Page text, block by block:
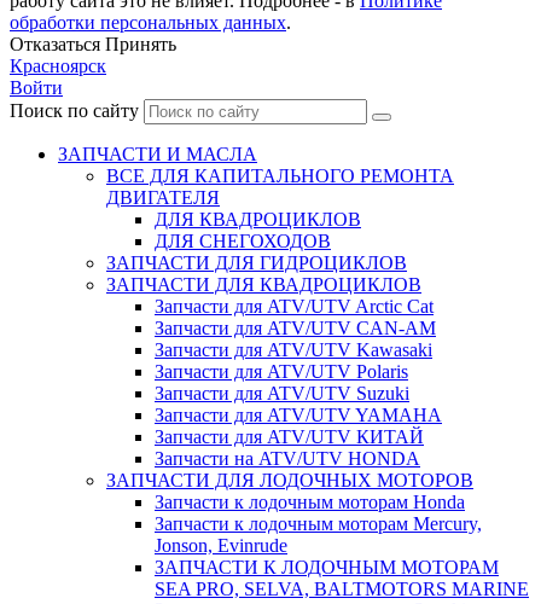
обработки персональных данных.
Отказаться Принять
Красноярск
Войти
Поиск по сайту
ЗАПЧАСТИ И МАСЛА
ВСЕ ДЛЯ КАПИТАЛЬНОГО РЕМОНТА
ДВИГАТЕЛЯ
ДЛЯ КВАДРОЦИКЛОВ
ДЛЯ СНЕГОХОДОВ
ЗАПЧАСТИ ДЛЯ ГИДРОЦИКЛОВ
ЗАПЧАСТИ ДЛЯ КВАДРОЦИКЛОВ
Запчасти для ATV/UTV Arctic Cat
Запчасти для ATV/UTV CAN-AM
Запчасти для ATV/UTV Kawasaki
Запчасти для ATV/UTV Polaris
Запчасти для ATV/UTV Suzuki
Запчасти для ATV/UTV YAMAHA
Запчасти для ATV/UTV КИТАЙ
Запчасти на ATV/UTV HONDA
ЗАПЧАСТИ ДЛЯ ЛОДОЧНЫХ МОТОРОВ
Запчасти к лодочным моторам Honda
Запчасти к лодочным моторам Mercury,
Jonson, Evinrude
ЗАПЧАСТИ К ЛОДОЧНЫМ МОТОРАМ
SEA PRO, SELVA, BALTMOTORS MARINE